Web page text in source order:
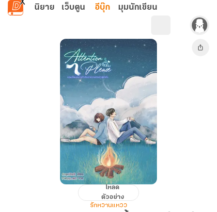
ข้ามไปยังเนื้อหาหลัก
นิยาย เว็บตูน อีบุ๊ก มุมนักเขียน
Attention
please
โหลด
ตัวอย่าง
รักหวานแหวว